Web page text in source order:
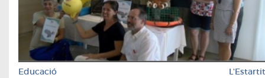
Educació L'Estartit